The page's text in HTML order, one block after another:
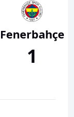
Fenerbahçe
1